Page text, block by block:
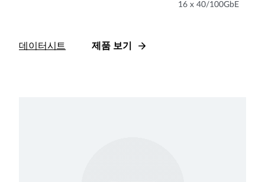
16 x 40/100GbE
데이터시트 제품 보기